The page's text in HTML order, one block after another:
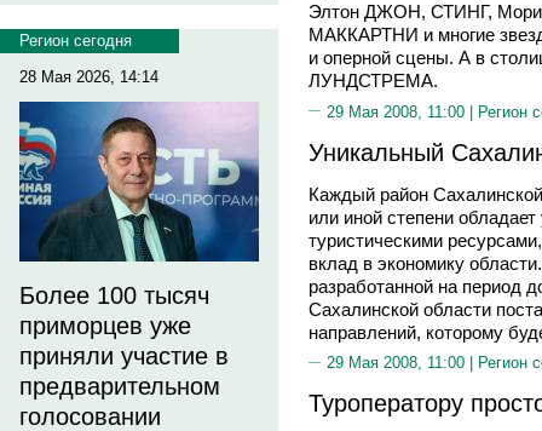
Регион сегодня
28 Мая 2026, 14:14
Более 100 тысяч
приморцев уже
приняли участие в
предварительном
голосовании
Элтон ДЖОН, СТИНГ,
МАККАРТНИ и многие
и оперной сцены. А в
ЛУНДСТРЕМА.
29 Мая 2008, 11:00 | Регион
Уникальный
Каждый район
или иной степени
туристическими
вклад в экономику
разработанной на период
Сахалинской области
направлений, которому
29 Мая 2008, 11:00 | Регион
Туроператору